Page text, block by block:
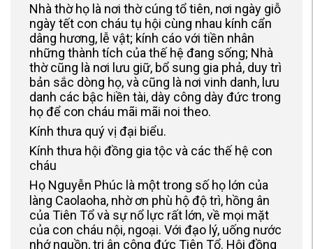
Nhà thờ họ là nơi thờ cúng tổ tiên, nơi ngày giỗ
ngày tết con cháu tụ hội cùng nhau kính cẩn
dâng hương, lễ vật; kính cáo với tiền nhân
những thành tích của thế hệ đang sống; Nhà
thờ cũng là nơi lưu giữ, bổ sung gia phả, duy trì
bản sắc dòng họ, và cũng là nơi vinh danh, lưu
danh các bậc hiền tài, dày công dày đức trong
họ để con cháu mãi mãi noi theo.
Kính thưa quý vị đại biểu.
Kính thưa hội đồng gia tộc và các thế hệ con
cháu
Họ Nguyễn Phúc là một trong số họ lớn của
làng Caolaoha, nhờ ơn phù hộ độ trì, hồng ân
của Tiên Tổ và sự nổ lực rất lớn, về mọi mặt
của con cháu nội, ngoại. Với đạo lý, uống nước
nhớ nguồn, tri ân công đức Tiên Tổ. Hội đồng